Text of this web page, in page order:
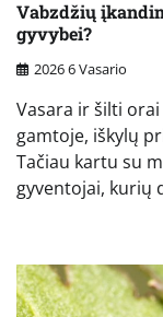
Vabzdžių
gyvybei?
2026 6 Vasario
Vasara ir šilti
gamtoje, iškylų
Tačiau kartu su
gyventojai, kurių